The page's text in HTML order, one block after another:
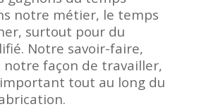
notre métier, le temps
surtout pour du
Notre savoir-faire,
façon de travailler,
tout au long du